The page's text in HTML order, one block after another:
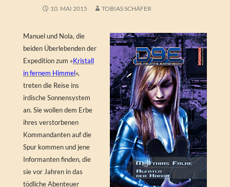
10. MAI 2015 TOBIAS SCHÄFER
Manuel und Nola, die
beiden Überlebenden der
Expedition zum »Kristall
in fernem Himmel«,
treten die Reise ins
irdische Sonnensystem
an. Sie wollen dem Erbe
ihres verstorbenen
Kommandanten auf die
Spur kommen und jene
Informanten finden, die
sie vor Jahren in das
tödliche Abenteuer